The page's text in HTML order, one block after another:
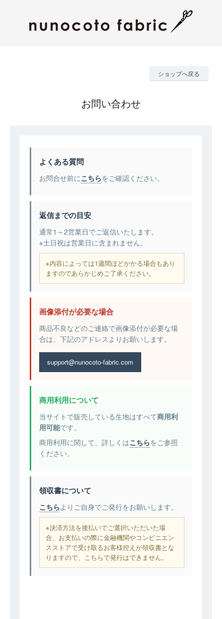
ショップへ戻る
お問い合わせ
よくある質問
お問合せ前にこちらをご確認ください。
返信までの目安
通常1～2営業日でご返信いたします。
※土日祝は営業日に含まれません。
※内容によっては1週間ほどかかる場合もあり
ますのであらかじめご了承ください。
画像添付が必要な場合
商品不良などのご連絡で画像添付が必要な場
合は、下記のアドレスよりお願いします。
support@nunocoto-fabric.com
商用利用について
当サイトで販売している生地はすべて商用利
用可能です。
商用利用に関して、詳しくはこちらをご参照
ください。
領収書について
こちらよりご自身でご発行をお願いします。
※決済方法を後払いでご選択いただいた場
合、お支払いの際に金融機関やコンビニエン
スストアで受け取るお客様控えが領収書とな
りますので、こちらで発行はできません。